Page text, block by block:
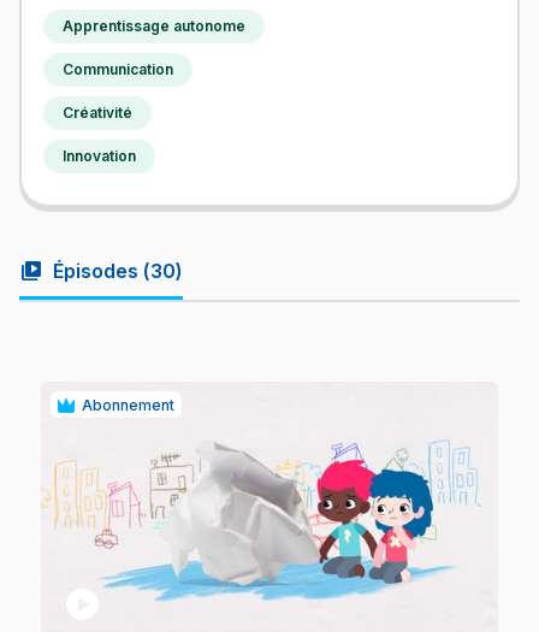
Apprentissage autonome
Communication
Créativité
Innovation
video_library Épisodes (30)
Abonnement